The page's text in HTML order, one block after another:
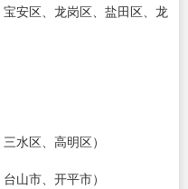
安区、龙岗区、盐田区、龙
水区、高明区）
山市、开平市）